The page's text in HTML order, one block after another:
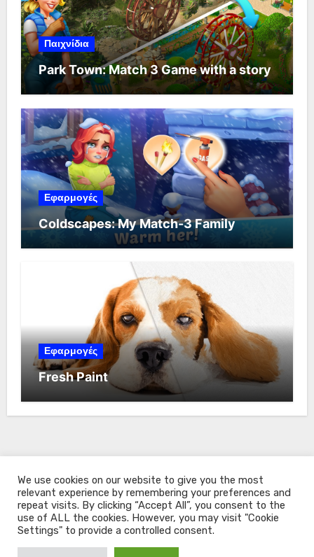
Παιχνίδια
Park Town: Match 3 Game with a story
Εφαρμογές
Coldscapes: My Match-3 Family
Εφαρμογές
Fresh Paint
We use cookies on our website to give you the most
relevant experience by remembering your preferences and
repeat visits. By clicking “Accept All”, you consent to the
use of ALL the cookies. However, you may visit "Cookie
Settings" to provide a controlled consent.